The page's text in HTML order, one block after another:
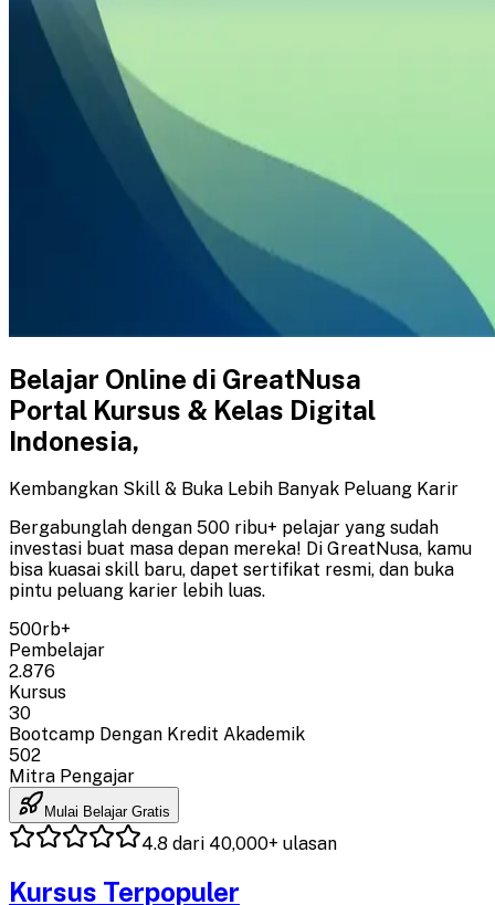
Belajar Online di GreatNusa
Portal Kursus & Kelas Digital
Indonesia,
Kembangkan Skill & Buka Lebih Banyak Peluang Karir
Bergabunglah dengan 500 ribu+ pelajar yang sudah
investasi buat masa depan mereka! Di GreatNusa, kamu
bisa kuasai skill baru, dapet sertifikat resmi, dan buka
pintu peluang karier lebih luas.
500rb+
Pembelajar
2.876
Kursus
30
Bootcamp Dengan Kredit Akademik
502
Mitra Pengajar
Mulai Belajar Gratis
4.8 dari 40,000+ ulasan
Kursus Terpopuler